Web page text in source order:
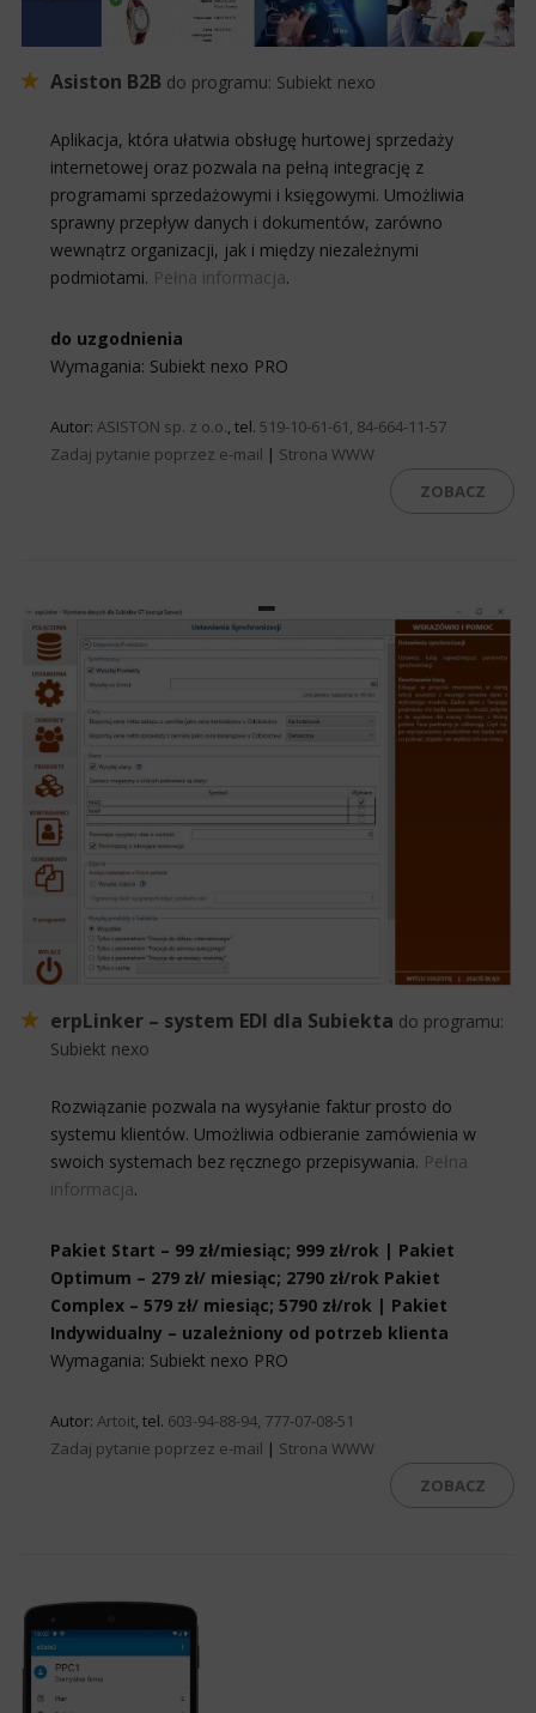
Asiston B2B do programu: Subiekt nexo
Aplikacja, która ułatwia obsługę hurtowej sprzedaży
internetowej oraz pozwala na pełną integrację z
programami sprzedażowymi i księgowymi. Umożliwia
sprawny przepływ danych i dokumentów, zarówno
wewnątrz organizacji, jak i między niezależnymi
podmiotami. Pełna informacja.
do uzgodnienia
Wymagania: Subiekt nexo PRO
Autor: ASISTON sp. z o.o., tel. 519-10-61-61, 84-664-11-57
Zadaj pytanie poprzez e-mail | Strona WWW
ZOBACZ
erpLinker – system EDI dla Subiekta do programu:
Subiekt nexo
Rozwiązanie pozwala na wysyłanie faktur prosto do
systemu klientów. Umożliwia odbieranie zamówienia w
swoich systemach bez ręcznego przepisywania. Pełna
informacja.
Pakiet Start – 99 zł/miesiąc; 999 zł/rok | Pakiet
Optimum – 279 zł/ miesiąc; 2790 zł/rok Pakiet
Complex – 579 zł/ miesiąc; 5790 zł/rok | Pakiet
Indywidualny – uzależniony od potrzeb klienta
Wymagania: Subiekt nexo PRO
Autor: Artoit, tel. 603-94-88-94, 777-07-08-51
Zadaj pytanie poprzez e-mail | Strona WWW
ZOBACZ